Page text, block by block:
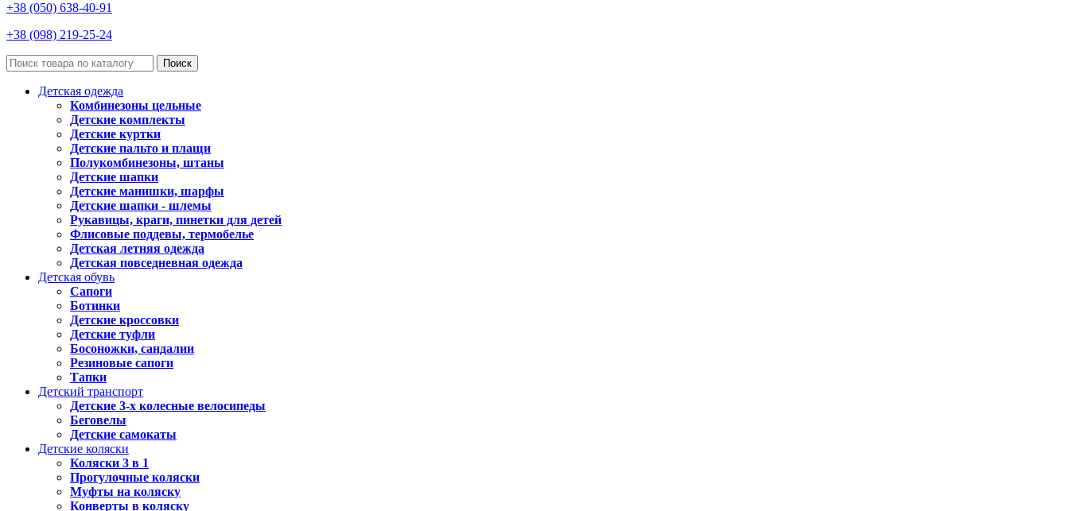
+38 (050) 638-40-91
+38 (098) 219-25-24
Поиск
Детская одежда
Комбинезоны цельные
Детские комплекты
Детские куртки
Детские пальто и плащи
Полукомбинезоны, штаны
Детские шапки
Детские манишки, шарфы
Детские шапки - шлемы
Рукавицы, краги, пинетки для детей
Флисовые поддевы, термобелье
Детская летняя одежда
Детская повседневная одежда
Детская обувь
Сапоги
Ботинки
Детские кроссовки
Детские туфли
Босоножки, сандалии
Резиновые сапоги
Тапки
Детский транспорт
Детские 3-х колесные велосипеды
Беговелы
Детские самокаты
Детские коляски
Коляски 3 в 1
Прогулочные коляски
Муфты на коляску
Конверты в коляску